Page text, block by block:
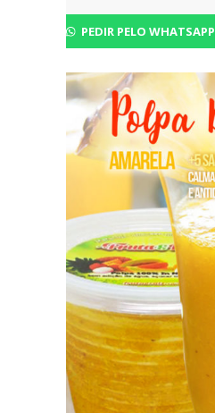
PEDIR PELO WHATSAPP